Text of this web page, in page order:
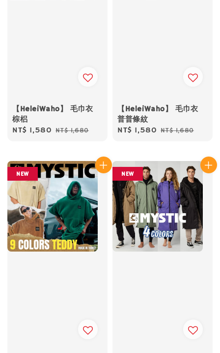
【HeleiWaho】 毛巾衣
棕梠
Sale
NT$ 1,580 Regular
NT$ 1,680
【HeleiWaho】 毛巾衣
普普條紋
Sale
NT$ 1,580 Regular
NT$ 1,680
NEW NEW